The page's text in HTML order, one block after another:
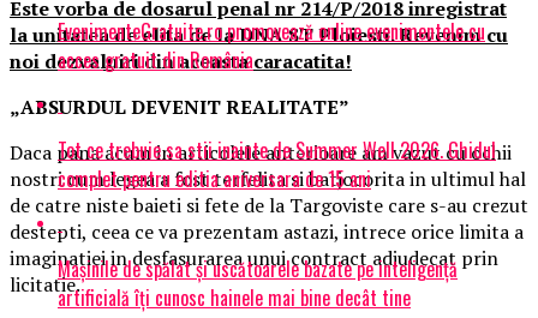
Este vorba de dosarul penal nr 214/P/2018 inregistrat
la unitatea de elita de la DNA ST Ploiesti. Revenim cu
noi dezvaluiri din aceasta caracatita!
„ABSURDUL DEVENIT REALITATE”
Daca pana acum in articolele anterioare am vazut cu ochii
nostri cum legea a fost terfelita si batjocorita in ultimul hal
de catre niste baieti si fete de la Targoviste care s-au crezut
destepti, ceea ce va prezentam astazi, intrece orice limita a
imaginatiei in desfasurarea unui contract adjudecat prin
licitatie.
EvenimenteGratuite.ro promovează online evenimentele cu
acces gratuit din România
Tot ce trebuie sa stii inainte de Summer Well 2026. Ghidul
complet pentru editia aniversara de 15 ani
Mașinile de spălat și uscătoarele bazate pe inteligență
artificială îți cunosc hainele mai bine decât tine